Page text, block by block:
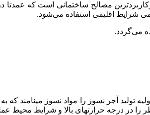
مصالح ساختمانی است که عمدتا
شرایط اقلیمی استفاده می‌شود.
می‌گردد.
تولید آجر نسوز را مواد نسوز مینامند که
را در درجه حرارتهای بالا و شرایط محیط